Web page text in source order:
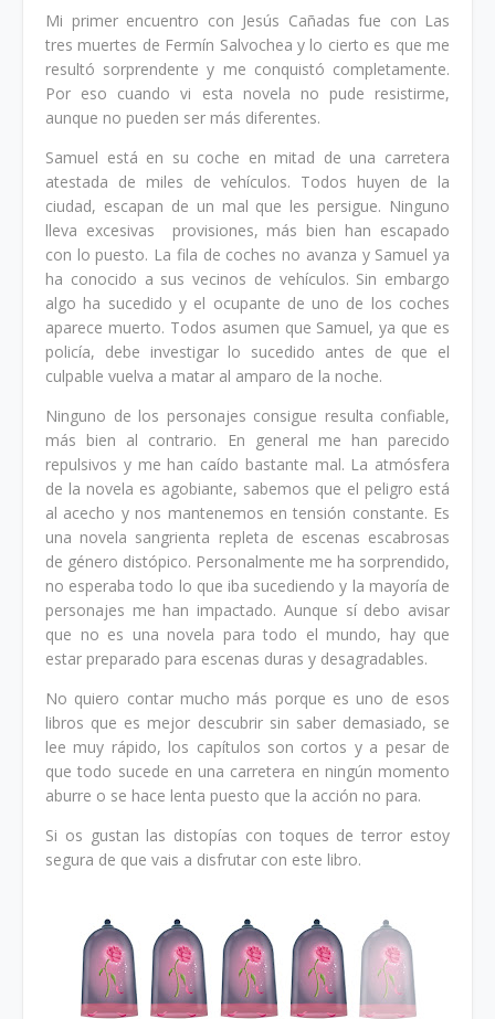
Mi primer encuentro con Jesús Cañadas fue con Las
tres muertes de Fermín Salvochea y lo cierto es que me
resultó sorprendente y me conquistó completamente.
Por eso cuando vi esta novela no pude resistirme,
aunque no pueden ser más diferentes.
Samuel está en su coche en mitad de una carretera
atestada de miles de vehículos. Todos huyen de la
ciudad, escapan de un mal que les persigue. Ninguno
lleva excesivas provisiones, más bien han escapado
con lo puesto. La fila de coches no avanza y Samuel ya
ha conocido a sus vecinos de vehículos. Sin embargo
algo ha sucedido y el ocupante de uno de los coches
aparece muerto. Todos asumen que Samuel, ya que es
policía, debe investigar lo sucedido antes de que el
culpable vuelva a matar al amparo de la noche.
Ninguno de los personajes consigue resulta confiable,
más bien al contrario. En general me han parecido
repulsivos y me han caído bastante mal. La atmósfera
de la novela es agobiante, sabemos que el peligro está
al acecho y nos mantenemos en tensión constante. Es
una novela sangrienta repleta de escenas escabrosas
de género distópico. Personalmente me ha sorprendido,
no esperaba todo lo que iba sucediendo y la mayoría de
personajes me han impactado. Aunque sí debo avisar
que no es una novela para todo el mundo, hay que
estar preparado para escenas duras y desagradables.
No quiero contar mucho más porque es uno de esos
libros que es mejor descubrir sin saber demasiado, se
lee muy rápido, los capítulos son cortos y a pesar de
que todo sucede en una carretera en ningún momento
aburre o se hace lenta puesto que la acción no para.
Si os gustan las distopías con toques de terror estoy
segura de que vais a disfrutar con este libro.